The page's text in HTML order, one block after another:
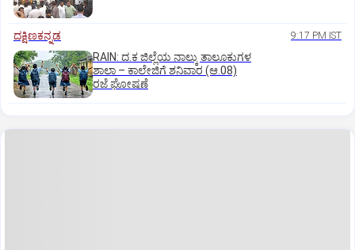
ದಕ್ಷಿಣಕನ್ನಡ 9:17 PM IST
RAIN: ದ.ಕ ಜಿಲ್ಲೆಯ ನಾಲ್ಕು ತಾಲೂಕುಗಳ
ಶಾಲಾ – ಕಾಲೇಜಿಗೆ ಶನಿವಾರ (ಆ.08)
ರಜೆ ಘೋಷಣೆ